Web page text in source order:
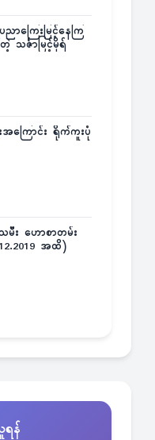
ကြေးမြင့်နေကြ
င်္ဇာမြင့်မိုရ်
ကြောင်း ရိုက်ကူးပုံ
း ဟောစာတမ်း
အထိ)
န်